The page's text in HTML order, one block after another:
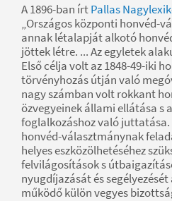
A 1896-ban írtPallas
„Országos központi honvéd-
annak létalapját alkotó
jöttek létre. ... Az egyletek
Első célja volt az 1848-49-iki
törvényhozás útján való
nagy számban volt rokkant
özvegyeinek állami ellátása s
foglalkozáshoz való
honvéd-választmánynak
helyes eszközölhetéséhez
felvilágosítások s
nyugdíjazását és
működő külön vegyes